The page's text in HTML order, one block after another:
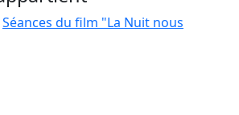
Séances du film "La Nuit nous